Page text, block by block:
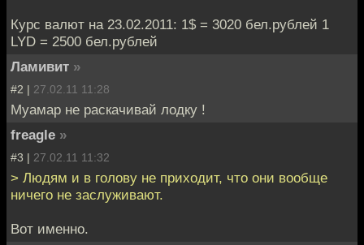
Курс валют на 23.02.2011: 1$ = 3020 бел.рублей 1
LYD = 2500 бел.рублей
Ламивит »
#2 | 27.02.11 11:28
Муамар не раскачивай лодку !
freagle »
#3 | 27.02.11 11:32
> Людям и в голову не приходит, что они вообще
ничего не заслуживают.
Вот именно.